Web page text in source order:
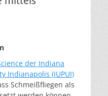
der Indiana
Indianapolis (IUPUI)
Schmeißfliegen als